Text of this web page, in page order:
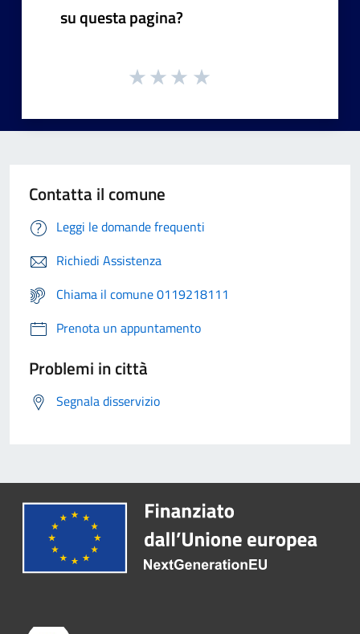
su questa pagina?
Contatta il comune
Leggi le domande frequenti
Richiedi Assistenza
Chiama il comune 0119218111
Prenota un appuntamento
Problemi in città
Segnala disservizio